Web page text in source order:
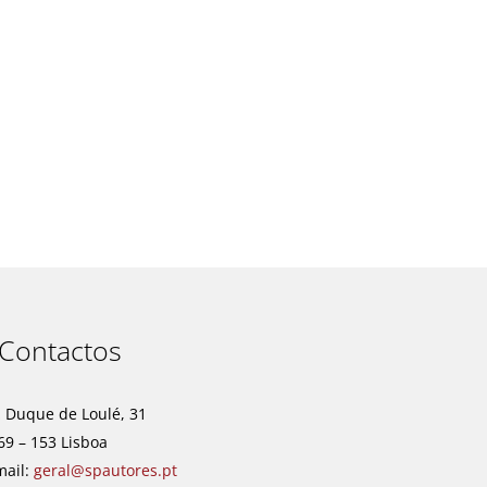
Contactos
Duque de Loulé, 31
– 153 Lisboa
geral@spautores.pt